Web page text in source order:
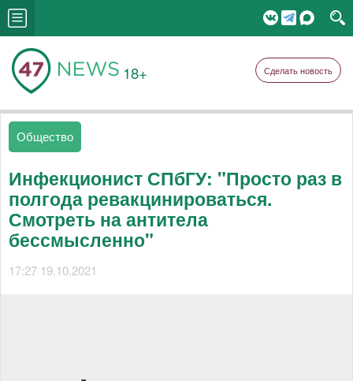
18+ Сделать новость
Общество
Инфекционист СПбГУ: "Просто раз в
полгода ревакцинироваться.
Смотреть на антитела
бессмысленно"
17:27 19.10.2021